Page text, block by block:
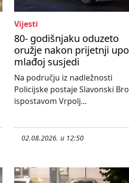
Vijesti
80- godišnjaku oduzeto
oružje nakon prijetnji
mlađoj susjedi
Na području iz nadležnosti
Policijske postaje Slavonski
ispostavom Vrpolj...
02.08.2026. u 12:50